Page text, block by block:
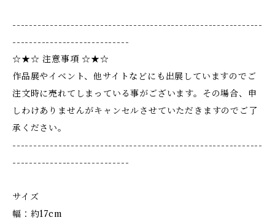
------------------------------------------------------------
----------------------------
☆★☆ 注意事項 ☆★☆
作品展やイベント、他サイトなどにも出展していますのでご
注文時に売れてしまっている事がございます。その場合、申
しわけありませんがキャンセルさせていただきますのでご了
承ください。
------------------------------------------------------------
----------------------------
サイズ
幅：約17cm